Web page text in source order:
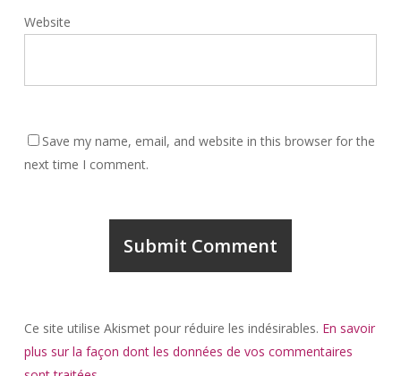
Website
Save my name, email, and website in this browser for the
next time I comment.
Ce site utilise Akismet pour réduire les indésirables. En savoir
plus sur la façon dont les données de vos commentaires